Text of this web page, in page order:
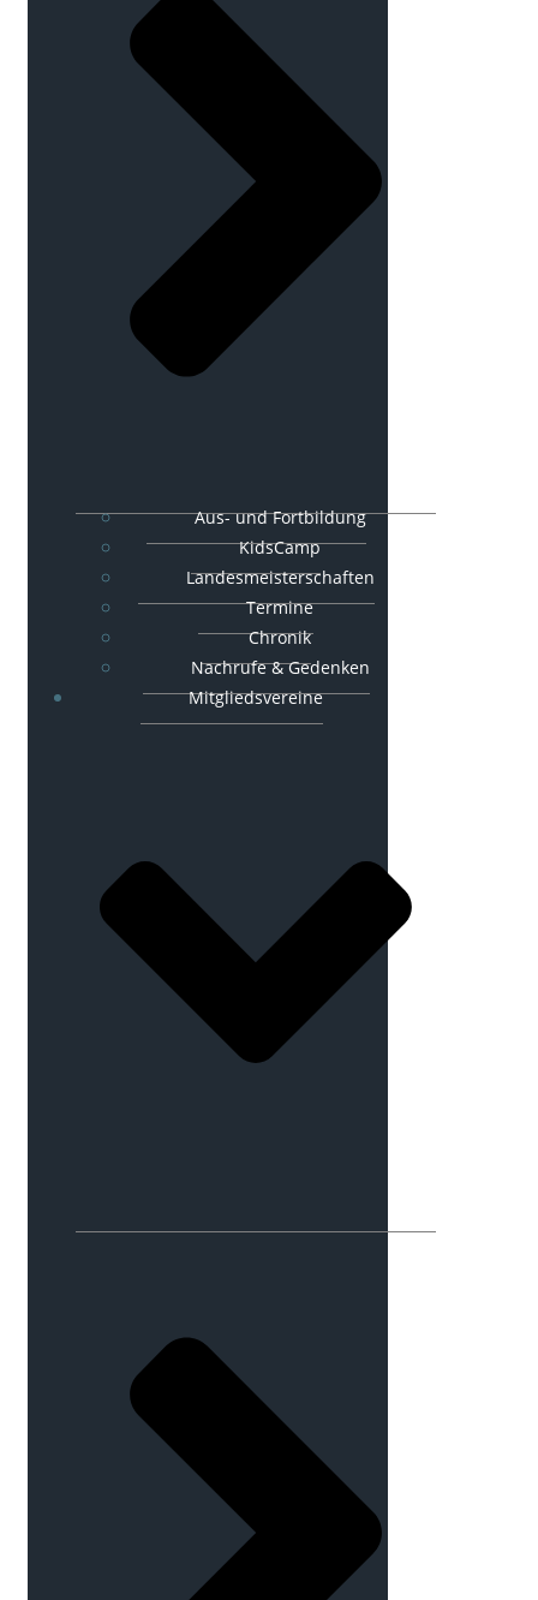
Aus- und Fortbildung
KidsCamp
Landesmeisterschaften
Termine
Chronik
Nachrufe & Gedenken
Mitgliedsvereine